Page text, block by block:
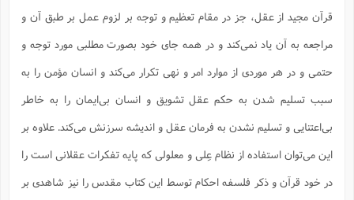
قرآن مجید از عقل، جز در مقام تعظیم و توجه بر لزوم عمل بر طبق آن و
مراجعه به آن یاد نمی‌کند و در همه جای خود بصورت مطلبی مورد توجه و
حتمی و در هر موردی از موارد امر و نهی تکرار می‌کند و انسان مؤمن را به
سبب تسلیم شدن به حکم عقل تشویق و انسان بی‌ایمان را به‌ خاطر
بی‌اعتنایی و تسلیم نشدن به فرمان عقل و اندیشه سرزنش می‌کند. علاوه بر
این می‌توان استفاده از نظام عِلی و معلولی که پایه تفکرات عقلانی است را
در خود قرآن و ذکر فلسفه احکام توسط این کتاب مقدس را نیز شاهدی بر